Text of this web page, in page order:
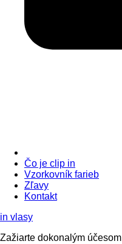
Čo je clip in
Vzorkovník farieb
Zľavy
Kontakt
in vlasy
Zažiarte dokonalým účesom